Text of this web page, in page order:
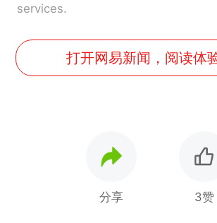
services.
打开网易新闻，阅读体
分享 3赞